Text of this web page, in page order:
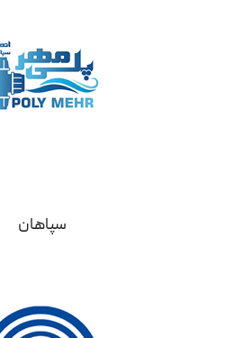
سپاهان